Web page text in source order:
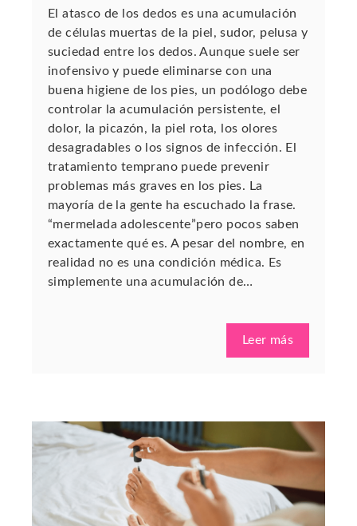
El atasco de los dedos es una acumulación
de células muertas de la piel, sudor, pelusa y
suciedad entre los dedos. Aunque suele ser
inofensivo y puede eliminarse con una
buena higiene de los pies, un podólogo debe
controlar la acumulación persistente, el
dolor, la picazón, la piel rota, los olores
desagradables o los signos de infección. El
tratamiento temprano puede prevenir
problemas más graves en los pies. La
mayoría de la gente ha escuchado la frase.
“mermelada adolescente”pero pocos saben
exactamente qué es. A pesar del nombre, en
realidad no es una condición médica. Es
simplemente una acumulación de…
Leer más